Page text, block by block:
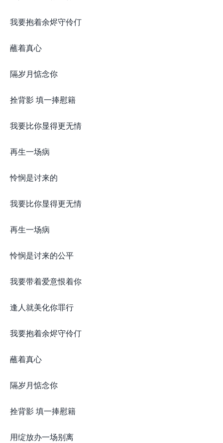
我要抱着余烬守伶仃
蘸着真心
隔岁月惦念你
拴背影 填一捧慰籍
我要比你显得更无情
再生一场病
怜悯是讨来的
我要比你显得更无情
再生一场病
怜悯是讨来的公平
我要带着爱意恨着你
逢人就美化你罪行
我要抱着余烬守伶仃
蘸着真心
隔岁月惦念你
拴背影 填一捧慰籍
用绽放办一场别离